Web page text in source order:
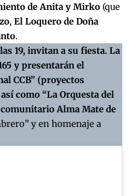
de Anita y Mirko (que
, El Loquero de Doña
.
19, invitan a su fiesta. La
y presentarán el
CCB” (proyectos
como “La Orquesta del
Alma Mate de
y en homenaje a